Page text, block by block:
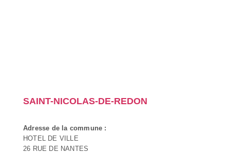
SAINT-NICOLAS-DE-REDON
Adresse de la commune :
HOTEL DE VILLE
26 RUE DE NANTES